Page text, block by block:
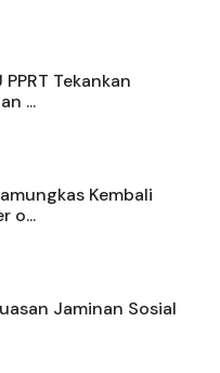
Tekankan
...
Kembali
o...
Jaminan Sosial